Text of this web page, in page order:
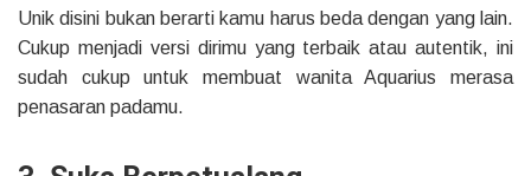
Unik disini bukan berarti kamu harus beda dengan yang lain.
Cukup menjadi versi dirimu yang terbaik atau autentik, ini
sudah cukup untuk membuat wanita Aquarius merasa
penasaran padamu.